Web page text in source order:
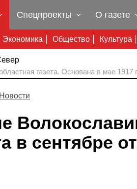
Экономика Общество Культура
Спецпроекты О газете
газета. Основана в мае 1917
Новости
в сентябре